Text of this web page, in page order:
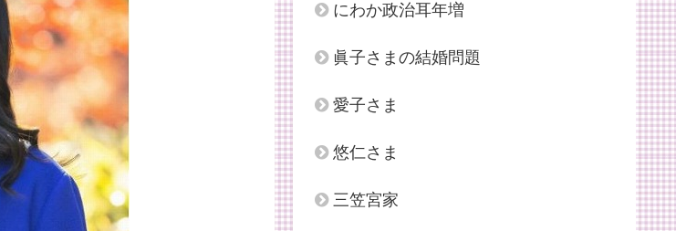
にわか政治耳年増
眞子さまの結婚問題
愛子さま
悠仁さま
三笠宮家